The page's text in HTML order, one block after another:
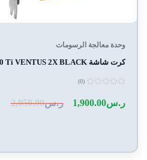
وحدة معالجة الرسومات
كرت شاشة MSI RTX 4060 Ti VENTUS 2X BLACK
(0)
ر.س2,050.00 ر.س1,900.00